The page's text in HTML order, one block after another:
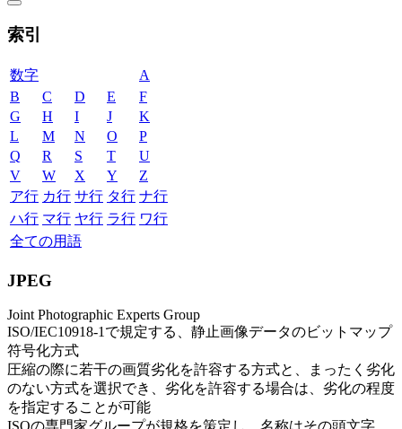
索引
数字
A
B
C D E
F
G
H I J
K
L
M N O
P
Q
R S T
U
V
W X Y
Z
ア行 カ行 サ行 タ行 ナ行
ハ行 マ行 ヤ行 ラ行 ワ行
全ての用語
JPEG
Joint Photographic Experts Group
ISO/IEC10918-1で規定する、静止画像データのビットマップ
符号化方式
圧縮の際に若干の画質劣化を許容する方式と、まったく劣化
のない方式を選択でき、劣化を許容する場合は、劣化の程度
を指定することが可能